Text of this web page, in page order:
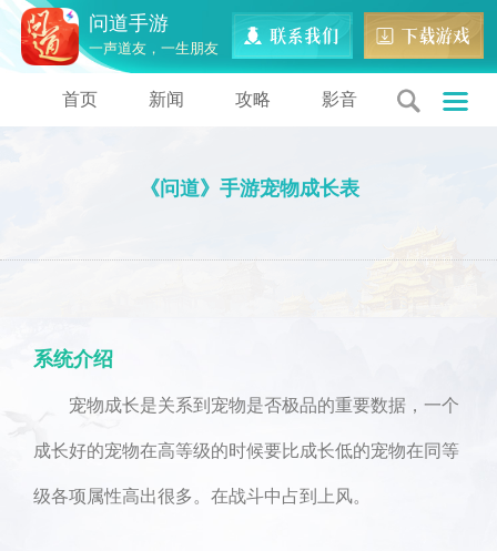
问道手游
一声道友，一生朋友
首页 新闻 攻略 影音
《问道》手游宠物成长表
系统介绍
宠物成长是关系到宠物是否极品的重要数据，一个
成长好的宠物在高等级的时候要比成长低的宠物在同等
级各项属性高出很多。在战斗中占到上风。